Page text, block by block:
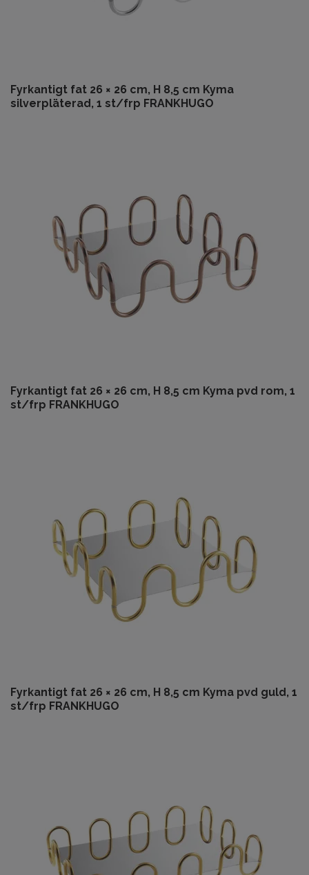
Fyrkantigt fat 26 × 26 cm, H 8,5 cm Kyma
silverpläterad, 1 st/frp FRANKHUGO
Fyrkantigt fat 26 × 26 cm, H 8,5 cm Kyma pvd rom, 1
st/frp FRANKHUGO
Fyrkantigt fat 26 × 26 cm, H 8,5 cm Kyma pvd guld, 1
st/frp FRANKHUGO